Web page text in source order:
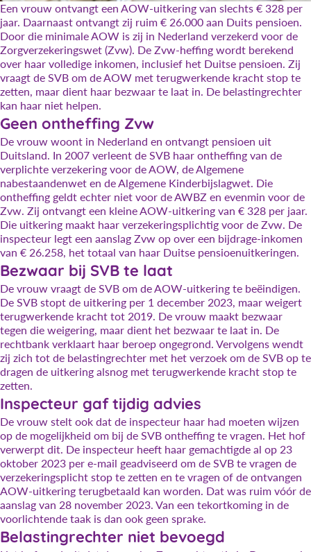
Een vrouw ontvangt een AOW-uitkering van slechts € 328 per
jaar. Daarnaast ontvangt zij ruim € 26.000 aan Duits pensioen.
Door die minimale AOW is zij in Nederland verzekerd voor de
Zorgverzekeringswet (Zvw). De Zvw-heffing wordt berekend
over haar volledige inkomen, inclusief het Duitse pensioen. Zij
vraagt de SVB om de AOW met terugwerkende kracht stop te
zetten, maar dient haar bezwaar te laat in. De belastingrechter
kan haar niet helpen.
Geen ontheffing Zvw
De vrouw woont in Nederland en ontvangt pensioen uit
Duitsland. In 2007 verleent de SVB haar ontheffing van de
verplichte verzekering voor de AOW, de Algemene
nabestaandenwet en de Algemene Kinderbijslagwet. Die
ontheffing geldt echter niet voor de AWBZ en evenmin voor de
Zvw. Zij ontvangt een kleine AOW-uitkering van € 328 per jaar.
Die uitkering maakt haar verzekeringsplichtig voor de Zvw. De
inspecteur legt een aanslag Zvw op over een bijdrage-inkomen
van € 26.258, het totaal van haar Duitse pensioenuitkeringen.
Bezwaar bij SVB te laat
De vrouw vraagt de SVB om de AOW-uitkering te beëindigen.
De SVB stopt de uitkering per 1 december 2023, maar weigert
terugwerkende kracht tot 2019. De vrouw maakt bezwaar
tegen die weigering, maar dient het bezwaar te laat in. De
rechtbank verklaart haar beroep ongegrond. Vervolgens wendt
zij zich tot de belastingrechter met het verzoek om de SVB op te
dragen de uitkering alsnog met terugwerkende kracht stop te
zetten.
Inspecteur gaf tijdig advies
De vrouw stelt ook dat de inspecteur haar had moeten wijzen
op de mogelijkheid om bij de SVB ontheffing te vragen. Het hof
verwerpt dit. De inspecteur heeft haar gemachtigde al op 23
oktober 2023 per e-mail geadviseerd om de SVB te vragen de
verzekeringsplicht stop te zetten en te vragen of de ontvangen
AOW-uitkering terugbetaald kan worden. Dat was ruim vóór de
aanslag van 28 november 2023. Van een tekortkoming in de
voorlichtende taak is dan ook geen sprake.
Belastingrechter niet bevoegd